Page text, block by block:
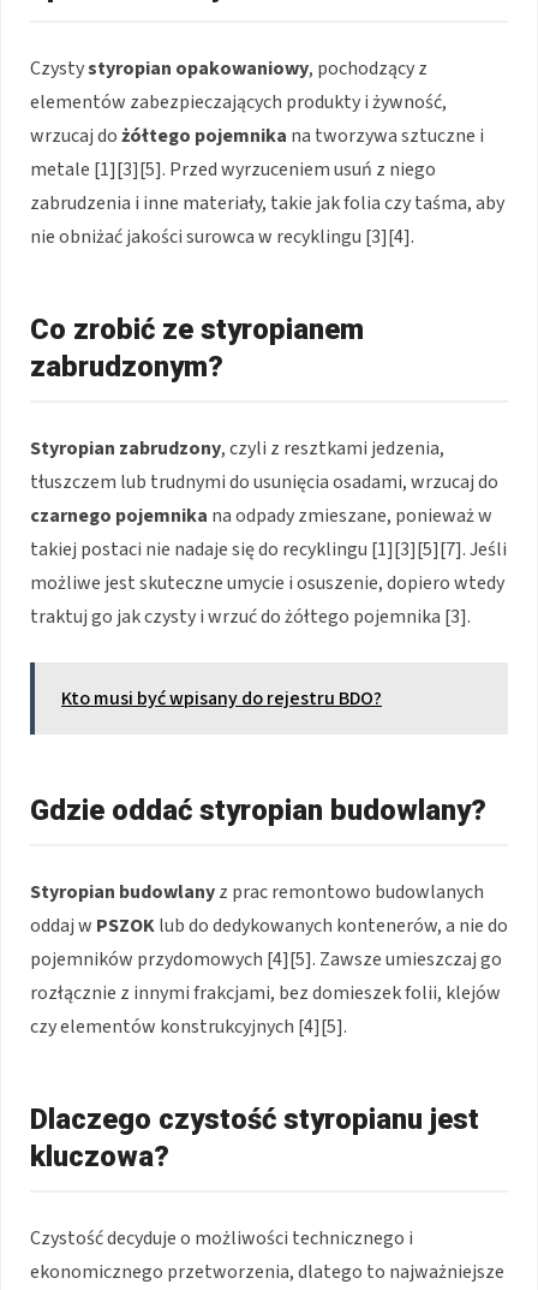
Czystystyropian opakowaniowy, pochodzący z
elementów zabezpieczających produkty i żywność,
wrzucaj dożółtego pojemnika na tworzywa sztuczne i
metale [1][3][5]. Przed wyrzuceniem usuń z niego
zabrudzenia i inne materiały, takie jak folia czy taśma, aby
nie obniżać jakości surowca w recyklingu [3][4].
Co zrobić ze styropianem
zabrudzonym?
Styropian zabrudzony, czyli z resztkami jedzenia,
tłuszczem lub trudnymi do usunięcia osadami, wrzucaj do
czarnego pojemnika na odpady zmieszane, ponieważ w
takiej postaci nie nadaje się do recyklingu [1][3][5][7]. Jeśli
możliwe jest skuteczne umycie i osuszenie, dopiero wtedy
traktuj go jak czysty i wrzuć do żółtego pojemnika [3].
Kto musi być wpisany do rejestru BDO?
Gdzie oddać styropian budowlany?
Styropian budowlanyz prac remontowo budowlanych
oddaj w PSZOKlub do dedykowanych kontenerów, a nie do
pojemników przydomowych [4][5]. Zawsze umieszczaj go
rozłącznie z innymi frakcjami, bez domieszek folii, klejów
czy elementów konstrukcyjnych [4][5].
Dlaczego czystość styropianu jest
kluczowa?
Czystość decyduje o możliwości technicznego i
ekonomicznego przetworzenia, dlatego to najważniejsze